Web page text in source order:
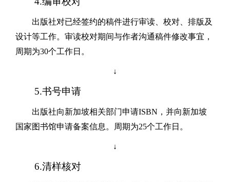
出版社对已经签约的稿件进行审读、校对、排版及
设计等工作。审读校对期间与作者沟通稿件修改事宜，
周期为30个工作日。
↓
5.书号申请
出版社向新加坡相关部门申请ISBN ，并向新加坡
国家图书馆申请备案信息。周期为25个工作日。
↓
6.清样核对